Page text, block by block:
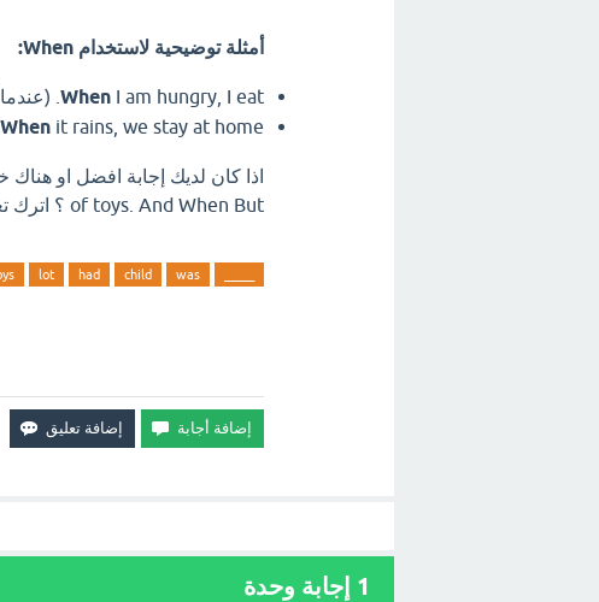
أمثلة توضيحية لاستخدام When:
When I am hungry, I eat. (عندما أكون جائعاً، آكل).
When it rains, we stay at home. (عندما تمطر، نبقى في المنزل).
of toys. And When But ؟ اترك تعليق فورآ.
was
child
had
lot
1 إجابة وحدة